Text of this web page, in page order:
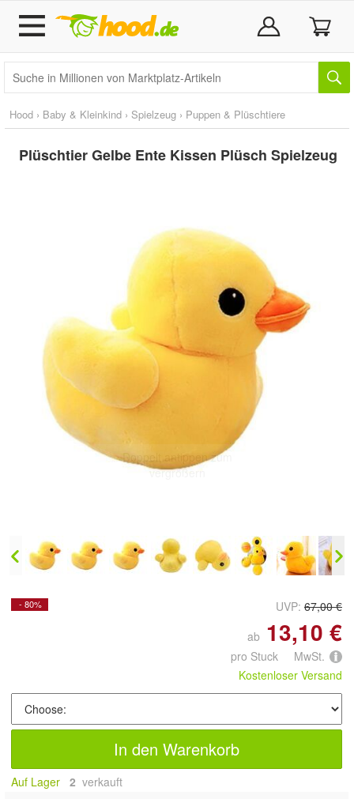
Hood › Baby & Kleinkind › Spielzeug › Puppen & Plüschtiere
Plüschtier Gelbe Ente Kissen Plüsch Spielzeug
Doppelt antippen zum
vergrößern
- 80% UVP: 67,00 €
ab 13,10 €
pro Stuck MwSt.
Kostenloser Versand
In den Warenkorb
Auf Lager 2 verkauft